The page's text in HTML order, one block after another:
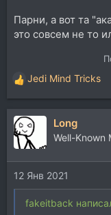
Парни, а вот та
это совсем не то
Р
е
а
к
ц
и
и
:
Jedi Mind Tricks
Long
Well-Known
12 Янв 2021
fakeitback